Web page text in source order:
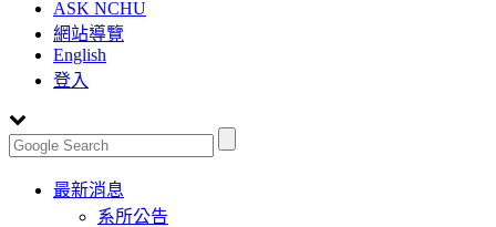
ASK NCHU
網站導覽
English
登入
Toggle
navigation
最新消息
系所公告